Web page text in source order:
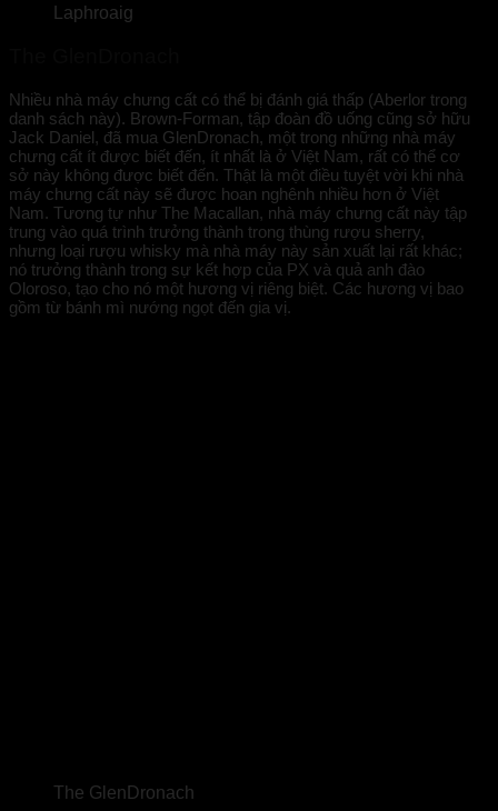
Laphroaig
Nhiều nhà máy chưng cất có thể bị đánh giá thấp (Aberlor trong
danh sách này). Brown-Forman, tập đoàn đồ uống cũng sở hữu
Jack Daniel, đã mua GlenDronach, một trong những nhà máy
chưng cất ít được biết đến, ít nhất là ở Việt Nam, rất có thể cơ
sở này không được biết đến. Thật là một điều tuyệt vời khi nhà
máy chưng cất này sẽ được hoan nghênh nhiều hơn ở Việt
Nam. Tương tự như The Macallan, nhà máy chưng cất này tập
trung vào quá trình trưởng thành trong thùng rượu sherry,
nhưng loại rượu whisky mà nhà máy này sản xuất lại rất khác;
nó trưởng thành trong sự kết hợp của PX và quả anh đào
Oloroso, tạo cho nó một hương vị riêng biệt. Các hương vị bao
gồm từ bánh mì nướng ngọt đến gia vị.
The GlenDronach